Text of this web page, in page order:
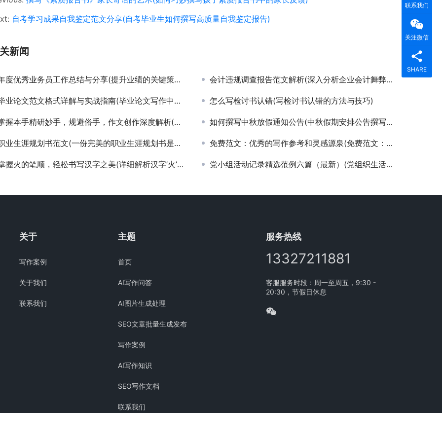
自考学习成果自我鉴定范文分享(自考毕业生如何撰写高质量自我鉴定报告)
新闻
度优秀业务员工作总结与分享(提升业绩的关键策略：一名资深业务员的工作总结与实战案例) 会计违规调查报告范文解析(深入分析企业会计舞弊调查报告撰写技巧)
业论文范文格式详解与实战指南(毕业论文写作中标准格式应用与案例分析) 怎么写检讨书认错(写检讨书认错的方法与技巧)
握本手精研妙手，规避俗手，作文创作深度解析(本手妙手俗手在作文构思与表达中的艺术) 如何撰写中秋放假通知公告(中秋假期安排公告撰写指南与模板)
业生涯规划书范文(一份完美的职业生涯规划书是如何写成的) 免费范文：优秀的写作参考和灵感源泉(免费范文：打开写作之门的钥匙)
握火的笔顺，轻松书写汉字之美(详细解析汉字’火’的正确笔顺与书写技巧) 党小组活动记录精选范例六篇（最新）(党组织生活会议记录及创新实践案例解析)
关于
写作案例
关于我们
联系我们
主题
首页
AI写作问答
AI图片生成处理
SEO文章批量生成发布
写作案例
AI写作知识
SEO写作文档
联系我们
服务热线
13327211881
客服服务时段：周一至周五，9:30 -
20:30，节假日休息
联系我们
关注微信
SHARE